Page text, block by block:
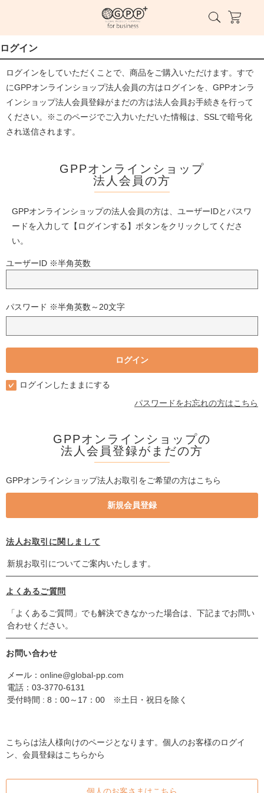
ログイン
ログインをしていただくことで、商品をご購入いただけます。すで
にGPPオンラインショップ法人会員の方はログインを、GPPオンラ
インショップ法人会員登録がまだの方は法人会員お手続きを行って
ください。※このページでご入力いただいた情報は、SSLで暗号化
され送信されます。
GPPオンラインショップ
法人会員の方
GPPオンラインショップの法人会員の方は、ユーザーIDとパスワ
ードを入力して【ログインする】ボタンをクリックしてくださ
い。
ユーザーID ※半角英数
パスワード ※半角英数～20文字
ログインしたままにする
パスワードをお忘れの方はこちら
GPPオンラインショップの
法人会員登録がまだの方
GPPオンラインショップ法人お取引をご希望の方はこちら
法人お取引に関しまして
新規お取引についてご案内いたします。
よくあるご質問
「よくあるご質問」でも解決できなかった場合は、下記までお問い
合わせください。
お問い合わせ
メール： online@global-pp.com
電話： 03-3770-6131
受付時間 : 8：00～17：00 ※土日・祝日を除く
こちらは法人様向けのページとなります。個人のお客様のログイ
ン、会員登録はこちらから